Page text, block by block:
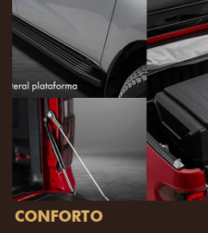
PACK OFF-ROAD